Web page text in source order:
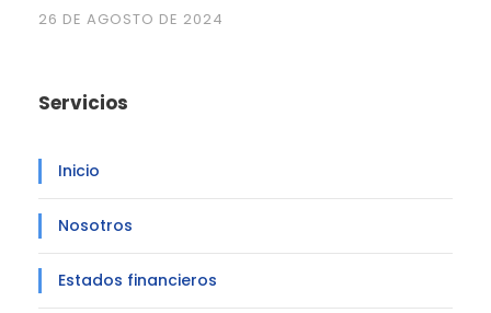
26 DE AGOSTO DE 2024
Servicios
Inicio
Nosotros
Estados financieros